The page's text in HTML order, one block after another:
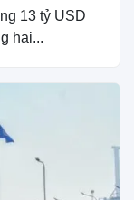
13 tỷ USD
hai...